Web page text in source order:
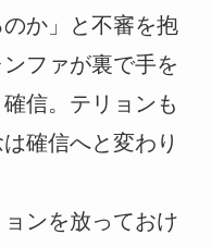
か」と不審を抱
ファが裏で手を
信。テリョンも
確信へと変わり
ンを放っておけ